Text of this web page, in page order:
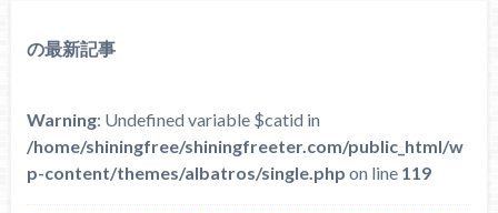
の最新記事
Warning: Undefined variable $catid in
/home/shiningfree/shiningfreeter.com/public_html/w
p-content/themes/albatros/single.php on line 119